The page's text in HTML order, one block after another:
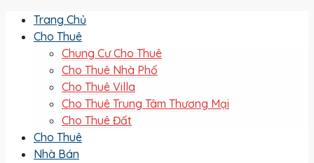
Trang Chủ
Cho Thuê
Chung Cư Cho Thuê
Cho Thuê Nhà Phố
Cho Thuê Villa
Cho Thuê Trung Tâm Thương Mại
Cho Thuê Đất
Cho Thuê
Nhà Bán